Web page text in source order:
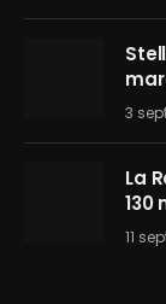
3
La
130
11